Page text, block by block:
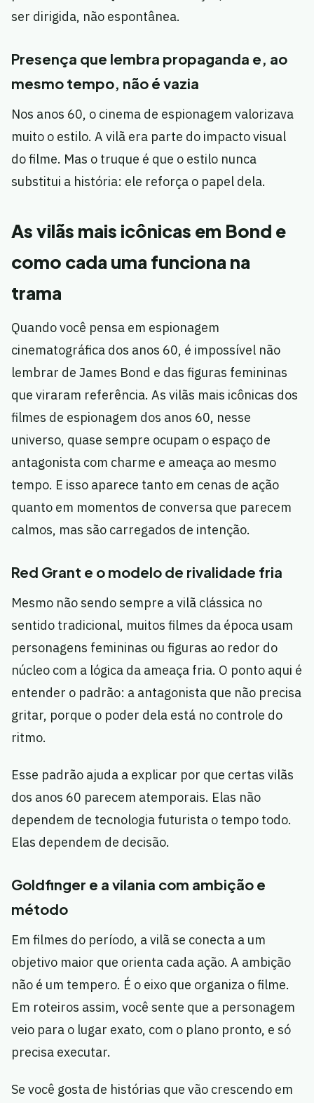
ser dirigida, não espontânea.
Presença que lembra propaganda e, ao
mesmo tempo, não é vazia
Nos anos 60, o cinema de espionagem valorizava
muito o estilo. A vilã era parte do impacto visual
do filme. Mas o truque é que o estilo nunca
substitui a história: ele reforça o papel dela.
As vilãs mais icônicas em Bond e
como cada uma funciona na
trama
Quando você pensa em espionagem
cinematográfica dos anos 60, é impossível não
lembrar de James Bond e das figuras femininas
que viraram referência. As vilãs mais icônicas dos
filmes de espionagem dos anos 60, nesse
universo, quase sempre ocupam o espaço de
antagonista com charme e ameaça ao mesmo
tempo. E isso aparece tanto em cenas de ação
quanto em momentos de conversa que parecem
calmos, mas são carregados de intenção.
Red Grant e o modelo de rivalidade fria
Mesmo não sendo sempre a vilã clássica no
sentido tradicional, muitos filmes da época usam
personagens femininas ou figuras ao redor do
núcleo com a lógica da ameaça fria. O ponto aqui é
entender o padrão: a antagonista que não precisa
gritar, porque o poder dela está no controle do
ritmo.
Esse padrão ajuda a explicar por que certas vilãs
dos anos 60 parecem atemporais. Elas não
dependem de tecnologia futurista o tempo todo.
Elas dependem de decisão.
Goldfinger e a vilania com ambição e
método
Em filmes do período, a vilã se conecta a um
objetivo maior que orienta cada ação. A ambição
não é um tempero. É o eixo que organiza o filme.
Em roteiros assim, você sente que a personagem
veio para o lugar exato, com o plano pronto, e só
precisa executar.
Se você gosta de histórias que vão crescendo em